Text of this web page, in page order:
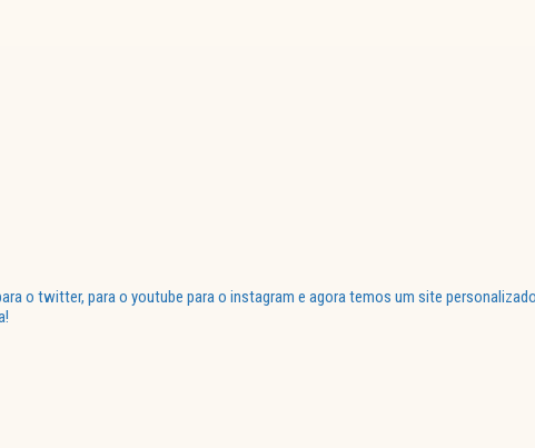
o twitter, para o youtube para o instagram e agora temos um site